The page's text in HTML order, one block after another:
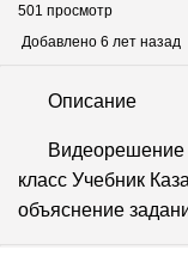
501 просмотр
Добавлено 6 лет назад
Описание
класс Учебник
объяснение